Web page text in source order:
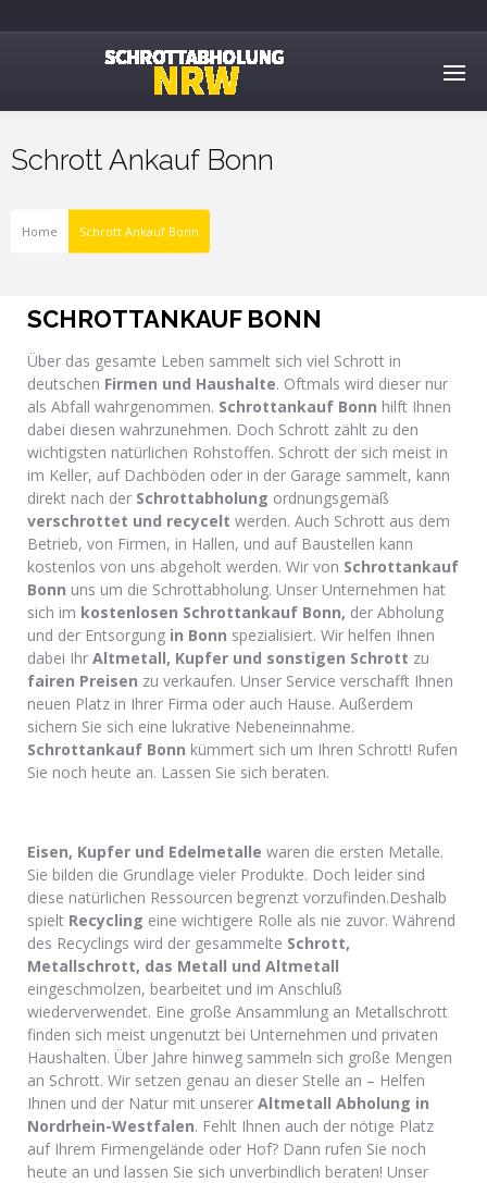
Schrott Ankauf Bonn
Home Schrott Ankauf Bonn
SCHROTTANKAUF BONN
Über das gesamte Leben sammelt sich viel Schrott in
deutschen Firmen und Haushalte. Oftmals wird dieser nur
als Abfall wahrgenommen. Schrottankauf Bonn hilft Ihnen
dabei diesen wahrzunehmen. Doch Schrott zählt zu den
wichtigsten natürlichen Rohstoffen. Schrott der sich meist in
im Keller, auf Dachböden oder in der Garage sammelt, kann
direkt nach der Schrottabholung ordnungsgemäß
verschrottet und recycelt werden. Auch Schrott aus dem
Betrieb, von Firmen, in Hallen, und auf Baustellen kann
kostenlos von uns abgeholt werden. Wir von Schrottankauf
Bonn uns um die Schrottabholung. Unser Unternehmen hat
sich im kostenlosen Schrottankauf Bonn, der Abholung
und der Entsorgung in Bonn spezialisiert. Wir helfen Ihnen
dabei Ihr Altmetall, Kupfer und sonstigen Schrott zu
fairen Preisen zu verkaufen. Unser Service verschafft Ihnen
neuen Platz in Ihrer Firma oder auch Hause. Außerdem
sichern Sie sich eine lukrative Nebeneinnahme.
Schrottankauf Bonn kümmert sich um Ihren Schrott! Rufen
Sie noch heute an. Lassen Sie sich beraten.
Eisen, Kupfer und Edelmetalle waren die ersten Metalle.
Sie bilden die Grundlage vieler Produkte. Doch leider sind
diese natürlichen Ressourcen begrenzt vorzufinden.Deshalb
spielt Recycling eine wichtigere Rolle als nie zuvor. Während
des Recyclings wird der gesammelte Schrott,
Metallschrott, das Metall und Altmetall
eingeschmolzen, bearbeitet und im Anschluß
wiederverwendet. Eine große Ansammlung an Metallschrott
finden sich meist ungenutzt bei Unternehmen und privaten
Haushalten. Über Jahre hinweg sammeln sich große Mengen
an Schrott. Wir setzen genau an dieser Stelle an – Helfen
Ihnen und der Natur mit unserer Altmetall Abholung in
Nordrhein-Westfalen. Fehlt Ihnen auch der nötige Platz
auf Ihrem Firmengelände oder Hof? Dann rufen Sie noch
heute an und lassen Sie sich unverbindlich beraten! Unser